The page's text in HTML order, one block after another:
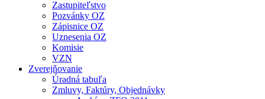
Zastupiteľstvo
Pozvánky OZ
Zápisnice OZ
Uznesenia OZ
Komisie
VZN
Zverejňovanie
Úradná tabuľa
Zmluvy, Faktúry, Objednávky